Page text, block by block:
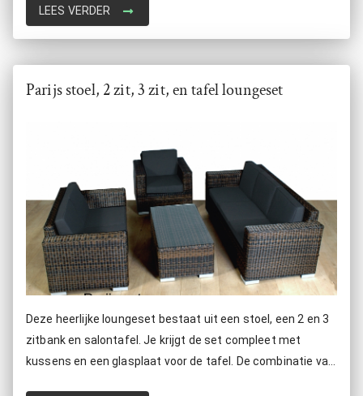
tijdloos wicker een extra mooie uitstraling gegarandeerd,
waar u jaren plezier van zult beleven
LEES VERDER
Parijs stoel, 2 zit, 3 zit, en tafel loungeset
Deze heerlijke loungeset bestaat uit een stoel, een 2 en 3
zitbank en salontafel. Je krijgt de set compleet met
kussens en een glasplaat voor de tafel. De combinatie van